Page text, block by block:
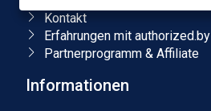
Kontakt
Erfahrungen mit authorized.by
Partnerprogramm & Affiliate
Informationen